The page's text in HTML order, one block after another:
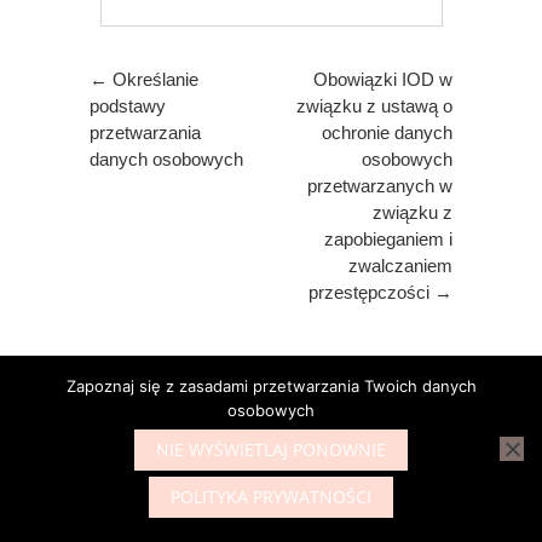
Post navigation
← Określanie
podstawy
przetwarzania
danych osobowych
Obowiązki IOD w
związku z ustawą o
ochronie danych
osobowych
przetwarzanych w
związku z
zapobieganiem i
zwalczaniem
przestępczości →
Zapoznaj się z zasadami przetwarzania Twoich danych
osobowych
NIE WYŚWIETLAJ PONOWNIE
POLITYKA PRYWATNOŚCI